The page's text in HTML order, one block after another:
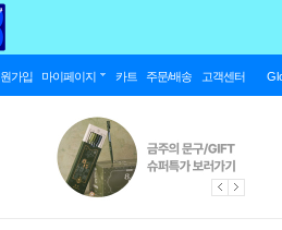
가입 마이페이지 카트 주문/배송 고객센터